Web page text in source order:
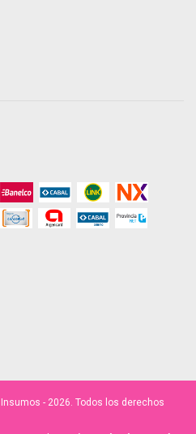
- 2026. Todos los derechos